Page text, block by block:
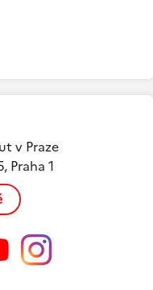
v Praze
Praha 1